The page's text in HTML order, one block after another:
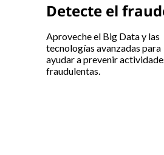
Detecte el
Aproveche el Big Data y las
tecnologías avanzadas para
ayudar a prevenir
fraudulentas.